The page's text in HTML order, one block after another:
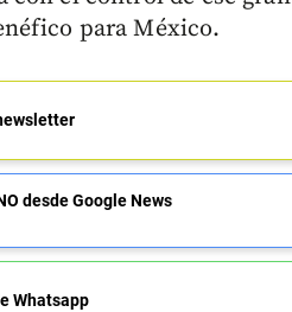
para México.
desde Google News
Whatsapp